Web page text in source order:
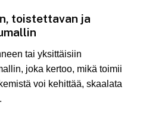
toistettavan ja
tai yksittäisiin
joka kertoo, mikä toimii
voi kehittää, skaalata